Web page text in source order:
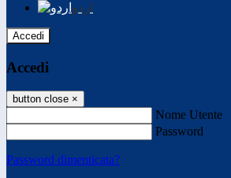
اردو
Accedi
Accedi
button close ×
Nome Utente
Password
Password dimenticata?